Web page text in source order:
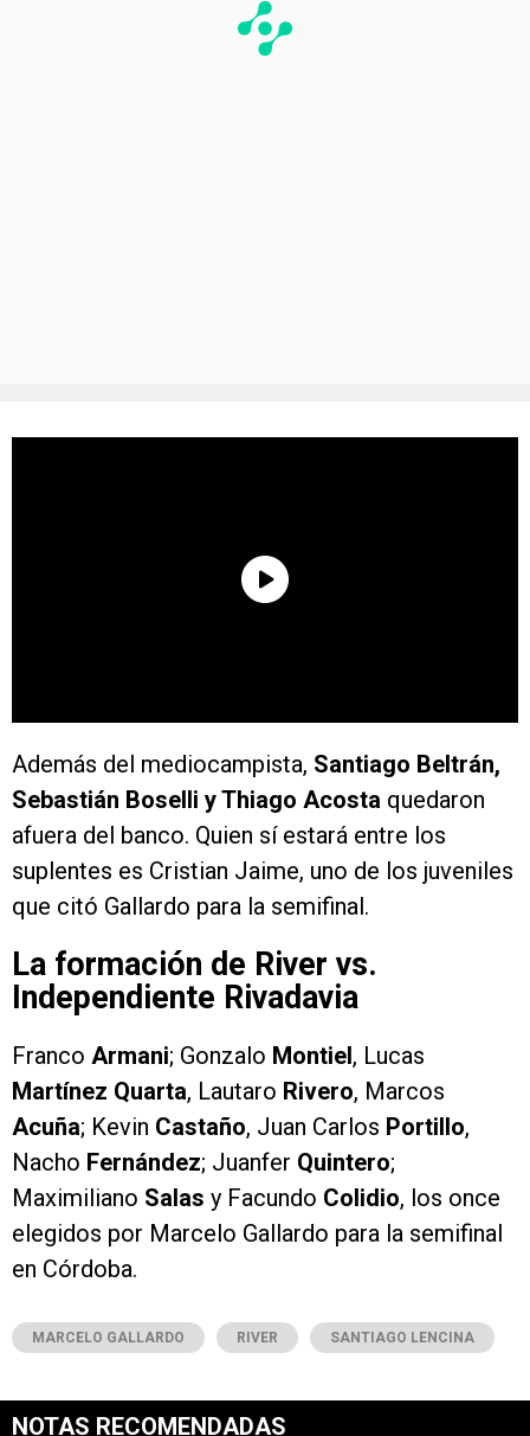
Además del mediocampista, Santiago Beltrán,
Sebastián Boselli y Thiago Acosta quedaron
afuera del banco. Quien sí estará entre los
suplentes es Cristian Jaime, uno de los juveniles
que citó Gallardo para la semifinal.
La formación de River vs.
Independiente Rivadavia
Franco Armani; Gonzalo Montiel, Lucas
Martínez Quarta, Lautaro Rivero, Marcos
Acuña; Kevin Castaño, Juan Carlos Portillo,
Nacho Fernández; Juanfer Quintero;
Maximiliano Salas y Facundo Colidio, los once
elegidos por Marcelo Gallardo para la semifinal
en Córdoba.
MARCELO GALLARDO RIVER SANTIAGO LENCINA
NOTAS RECOMENDADAS